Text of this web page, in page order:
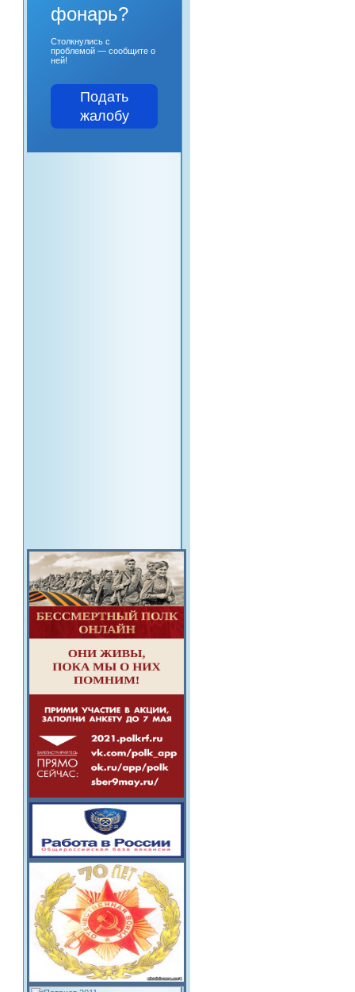
фонарь?
Столкнулись с
проблемой — сообщите о
ней!
Подать
жалобу